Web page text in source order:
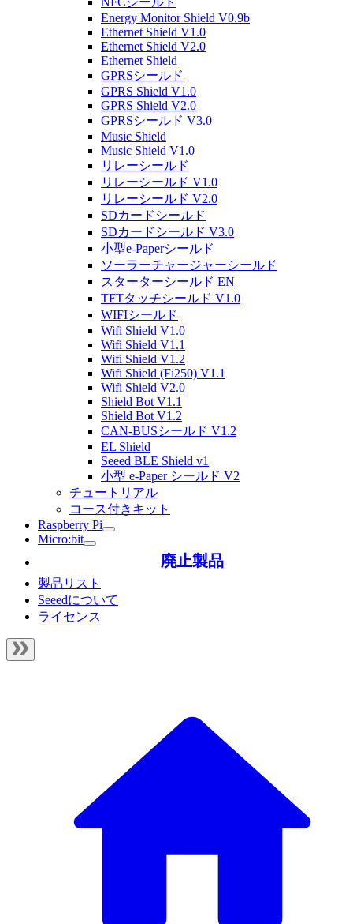
Energy Monitor Shield V0.9b
Ethernet Shield V1.0
Ethernet Shield V2.0
Ethernet Shield
GPRSシールド
GPRS Shield V1.0
GPRS Shield V2.0
GPRSシールド V3.0
Music Shield
Music Shield V1.0
リレーシールド
リレーシールド V1.0
リレーシールド V2.0
SDカードシールド
SDカードシールド V3.0
小型e-Paperシールド
ソーラーチャージャーシールド
スターターシールド EN
TFTタッチシールド V1.0
WIFIシールド
Wifi Shield V1.0
Wifi Shield V1.1
Wifi Shield V1.2
Wifi Shield (Fi250) V1.1
Wifi Shield V2.0
Shield Bot V1.1
Shield Bot V1.2
CAN-BUSシールド V1.2
EL Shield
Seeed BLE Shield v1
小型 e-Paper シールド V2
チュートリアル
コース付きキット
Raspberry Pi
Micro:bit
廃止製品
製品リスト
Seeedについて
ライセンス